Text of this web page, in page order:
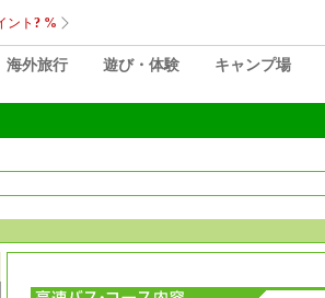
海外旅行 遊び・体験 キャンプ場